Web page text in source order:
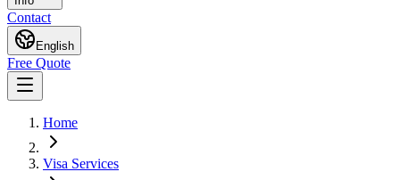
Contact
English
Free Quote
Home
Visa Services